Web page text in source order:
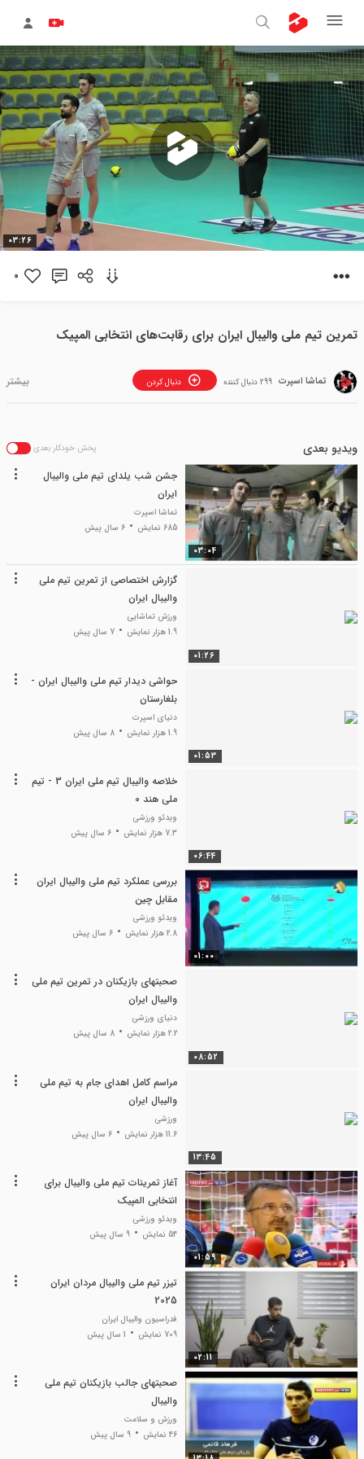
03:26
0
تمرین تیم ملی والیبال ایران برای رقابت‌های انتخابی المپیک
تماشا اسپرت دنبال کردن 299 دنبال کننده
ویدیو بعدی پخش خودکار بعدی
03:04
جشن شب یلدای تیم ملی والیبال
ایران
تماشا اسپرت
685 نمایش
6 سال پیش
01:26
گزارش اختصاصی از تمرین تیم ملی
والیبال ایران
ورزش تماشایی
1.9 هزار نمایش
7 سال پیش
01:53
حواشی دیدار تیم ملی والیبال ایران -
بلغارستان
دنیای اسپرت
1.9 هزار نمایش
8 سال پیش
06:44
خلاصه والیبال تیم ملی ایران 3 - تیم
ملی هند 0
ویدئو ورزشی
7.3 هزار نمایش
6 سال پیش
01:00
بررسی عملکرد تیم ملی والیبال ایران
مقابل چین
ویدئو ورزشی
2.8 هزار نمایش
6 سال پیش
08:52
صحبتهای بازیکنان در تمرین تیم ملی
والیبال ایران
دنیای ورزشی
2.2 هزار نمایش
8 سال پیش
13:45
مراسم کامل اهدای جام به تیم ملی
والیبال ایران
ورزشی
11.6 هزار نمایش
6 سال پیش
01:59
آغاز تمرینات تیم ملی والیبال برای
انتخابی المپیک
ویدئو ورزشی
54 نمایش
9 سال پیش
02:11
تیزر تیم ملی والیبال مردان ایران
2025
فدراسیون والیبال ایران
709 نمایش
1 سال پیش
صحبتهای جالب بازیکنان تیم ملی
والیبال
ورزش و سلامت
46 نمایش
9 سال پیش